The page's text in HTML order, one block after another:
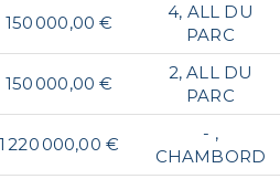
150 000,00 €
4, ALL DU
PARC
150 000,00 €
2, ALL DU
PARC
220 000,00 €
- ,
CHAMBORD